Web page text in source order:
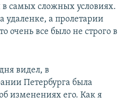
в самых сложных условиях.
а пролетарии
очень все было не строго в
видел, в
Петербурга была
изменениях его. Как я